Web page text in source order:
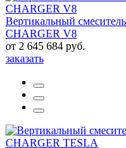
Вертикальный
CHARGER V8
от 2 645 684 руб.
заказать